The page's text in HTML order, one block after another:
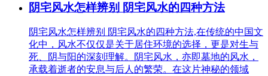
阴宅风水怎样辨别 阴宅风水的四种方法
阴宅风水怎样辨别 阴宅风水的四种方法,在传统的中国文
化中，风水不仅仅是关于居住环境的选择，更是对生与
死、阴与阳的深刻理解。阴宅风水，亦即墓地的风水，
承载着逝者的安息与后人的繁荣。在这片神秘的领域